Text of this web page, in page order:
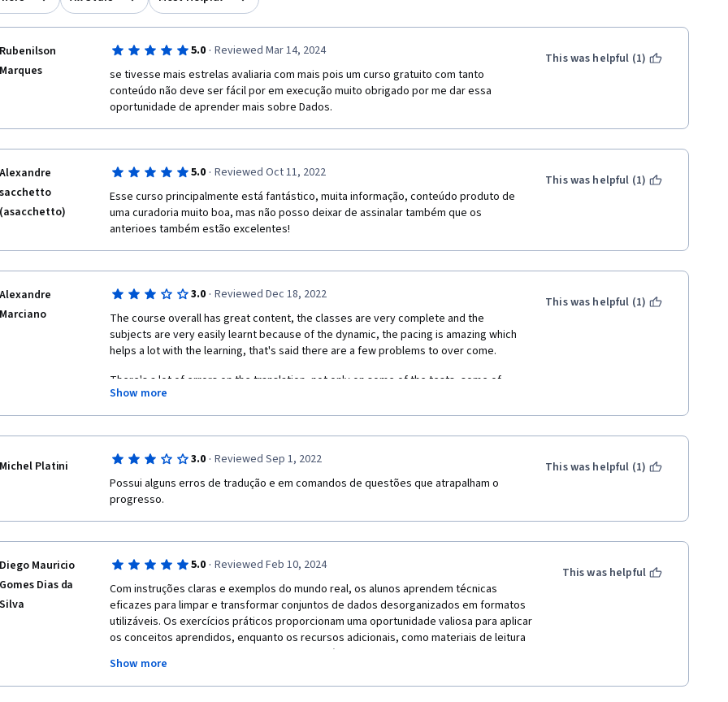
Rubenilson
Marques
5.0 · Reviewed Mar 14, 2024
se tivesse mais estrelas avaliaria com mais pois um curso gratuito com tanto
conteúdo não deve ser fácil por em execução muito obrigado por me dar essa
This was helpful (1)
Alexandre
sacchetto
(asacchetto)
5.0 · Reviewed Oct 11, 2022
Esse curso principalmente está fantástico, muita informação, conteúdo produto de
uma curadoria muito boa, mas não posso deixar de assinalar também que os
anterioes também estão excelentes!
This was helpful (1)
Alexandre
Marciano
3.0 · Reviewed Dec 18, 2022
The course overall has great content, the classes are very complete and the
subjects are very easily learnt because of the dynamic, the pacing is amazing which
helps a lot with the learning, that's said there are a few problems to over come.
There's a lot of errors on the translation, not only on some of the tests, some of
the classes but on the data provided as well which often leads to errors in the
process of analyzing the data and using it on programs like Google Query, the
Show more
This was helpful (1)
Michel Platini 3.0 · Reviewed Sep 1, 2022
Possui alguns erros de tradução e em comandos de questões que atrapalham o
progresso.
This was helpful (1)
Diego Mauricio
Gomes Dias da
Silva
5.0 · Reviewed Feb 10, 2024
Com instruções claras e exemplos do mundo real, os alunos aprendem técnicas
eficazes para limpar e transformar conjuntos de dados desorganizados em formatos
utilizáveis. Os exercícios práticos proporcionam uma oportunidade valiosa para aplicar
os conceitos aprendidos, enquanto os recursos adicionais, como materiais de leitura
complementares e conjuntos de dados de prática, enriquecem ainda mais a
experiência de aprendizado. Este curso é altamente recomendado para qualquer
pessoa que busque desenvolver habilidades essenciais em processamento de dados
Show more
This was helpful